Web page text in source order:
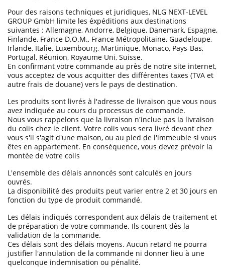
Pour des raisons techniques et juridiques, NLG NEXT-LEVEL
GROUP GmbH limite les éxpéditions aux destinations
suivantes : Allemagne, Andorre, Belgique, Danemark, Espagne,
Finlande, France D.O.M., France Métropolitaine, Guadeloupe,
Irlande, Italie, Luxembourg, Martinique, Monaco, Pays-Bas,
Portugal, Réunion, Royaume Uni, Suisse.
En confirmant votre commande au près de notre site internet,
vous acceptez de vous acquitter des différentes taxes (TVA et
autre frais de douane) vers le pays de destination.
Les produits sont livrés à l'adresse de livraison que vous nous
avez indiquée au cours du processus de commande.
Nous vous rappelons que la livraison n'inclue pas la livraison
du colis chez le client. Votre colis vous sera livré devant chez
vous s'il s'agit d'une maison, ou au pied de l'immeuble si vous
êtes en appartement. En conséquence, vous devez prévoir la
montée de votre colis
L'ensemble des délais annoncés sont calculés en jours
ouvrés.
La disponibilité des produits peut varier entre 2 et 30 jours en
fonction du type de produit commandé.
Les délais indiqués correspondent aux délais de traitement et
de préparation de votre commande. Ils courent dès la
validation de la commande.
Ces délais sont des délais moyens. Aucun retard ne pourra
justifier l'annulation de la commande ni donner lieu à une
quelconque indemnisation ou pénalité.